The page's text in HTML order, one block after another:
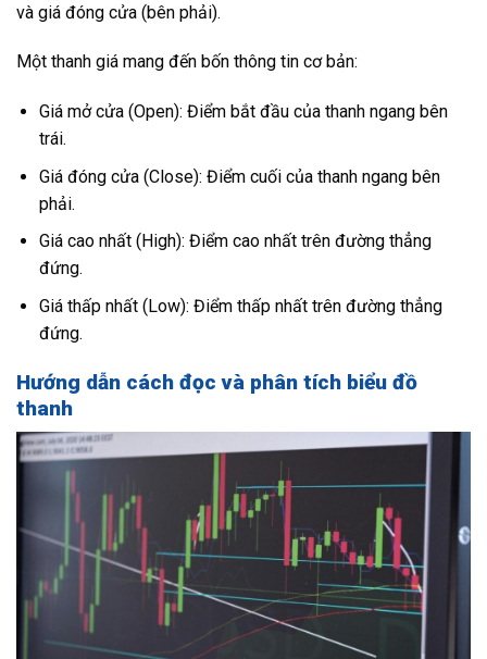
và giá đóng cửa (bên phải).
Một thanh giá mang đến bốn thông tin cơ bản:
Giá mở cửa (Open): Điểm bắt đầu của thanh ngang bên
trái.
Giá đóng cửa (Close): Điểm cuối của thanh ngang bên
phải.
Giá cao nhất (High): Điểm cao nhất trên đường thẳng
đứng.
Giá thấp nhất (Low): Điểm thấp nhất trên đường thẳng
đứng.
Hướng dẫn cách đọc và phân tích biểu đồ
thanh